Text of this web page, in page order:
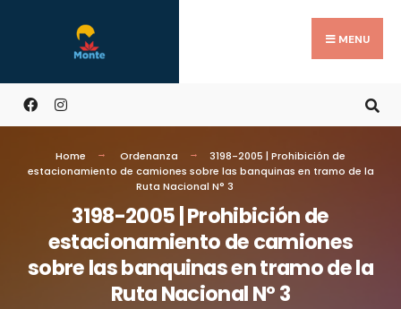
MENU
Home Ordenanza
3198-2005 | Prohibición de
estacionamiento de camiones sobre las banquinas en tramo de la
Ruta Nacional N° 3
3198-2005 | Prohibición de
estacionamiento de camiones
sobre las banquinas en tramo de la
Ruta Nacional N° 3